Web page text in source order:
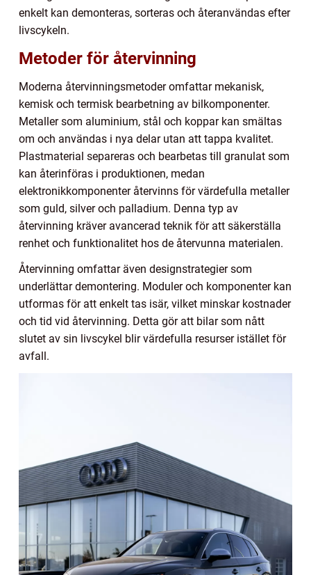
enkelt kan demonteras, sorteras och återanvändas efter
livscykeln.
Metoder för återvinning
Moderna återvinningsmetoder omfattar mekanisk,
kemisk och termisk bearbetning av bilkomponenter.
Metaller som aluminium, stål och koppar kan smältas
om och användas i nya delar utan att tappa kvalitet.
Plastmaterial separeras och bearbetas till granulat som
kan återinföras i produktionen, medan
elektronikkomponenter återvinns för värdefulla metaller
som guld, silver och palladium. Denna typ av
återvinning kräver avancerad teknik för att säkerställa
renhet och funktionalitet hos de återvunna materialen.
Återvinning omfattar även designstrategier som
underlättar demontering. Moduler och komponenter kan
utformas för att enkelt tas isär, vilket minskar kostnader
och tid vid återvinning. Detta gör att bilar som nått
slutet av sin livscykel blir värdefulla resurser istället för
avfall.